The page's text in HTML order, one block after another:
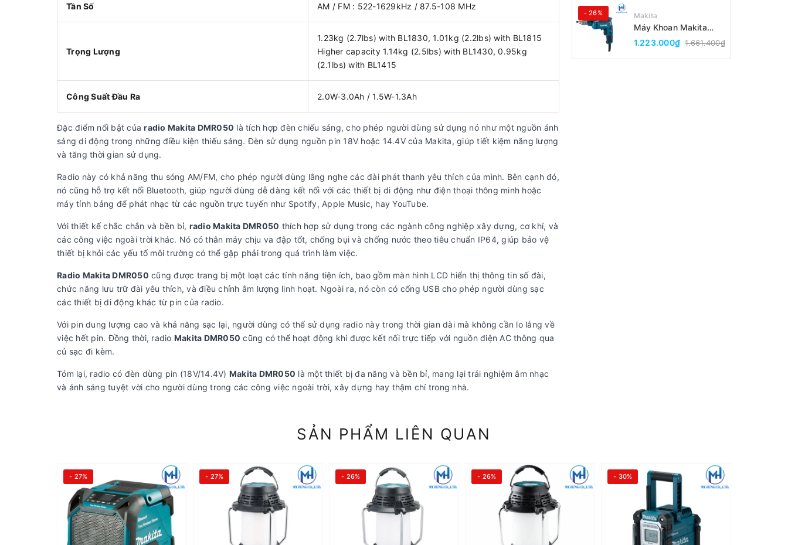
Tần Số AM / FM : 522-1629kHz / 87.5-108 MHz
Trọng Lượng
1.23kg (2.7lbs) with BL1830, 1.01kg (2.2lbs) with BL1815
Higher capacity 1.14kg (2.5lbs) with BL1430, 0.95kg
(2.1lbs) with BL1415
Công Suất Đầu Ra 2.0W-3.0Ah / 1.5W-1.3Ah
Đặc điểm nổi bật củaradio Makita DMR050 là tích hợp đèn chiếu sáng, cho phép người dùng sử dụng nó như một nguồn ánh
sáng di động trong những điều kiện thiếu sáng. Đèn sử dụng nguồn pin 18V hoặc 14.4V của Makita, giúp tiết kiệm năng lượng
và tăng thời gian sử dụng.
Radio này có khả năng thu sóng AM/FM, cho phép người dùng lắng nghe các đài phát thanh yêu thích của mình. Bên cạnh đó,
nó cũng hỗ trợ kết nối Bluetooth, giúp người dùng dễ dàng kết nối với các thiết bị di động như điện thoại thông minh hoặc
máy tính bảng để phát nhạc từ các nguồn trực tuyến như Spotify, Apple Music, hay YouTube.
Với thiết kế chắc chắn và bền bỉ, radio Makita DMR050 thích hợp sử dụng trong các ngành công nghiệp xây dựng, cơ khí, và
các công việc ngoài trời khác. Nó có thân máy chịu va đập tốt, chống bụi và chống nước theo tiêu chuẩn IP64, giúp bảo vệ
thiết bị khỏi các yếu tố môi trường có thể gặp phải trong quá trình làm việc.
Radio Makita DMR050 cũng được trang bị một loạt các tính năng tiện ích, bao gồm màn hình LCD hiển thị thông tin số đài,
chức năng lưu trữ đài yêu thích, và điều chỉnh âm lượng linh hoạt. Ngoài ra, nó còn có cổng USB cho phép người dùng sạc
các thiết bị di động khác từ pin của radio.
Với pin dung lượng cao và khả năng sạc lại, người dùng có thể sử dụng radio này trong thời gian dài mà không cần lo lắng về
việc hết pin. Đồng thời, radio Makita DMR050 cũng có thể hoạt động khi được kết nối trực tiếp với nguồn điện AC thông qua
củ sạc đi kèm.
Tóm lại, radio có đèn dùng pin (18V/14.4V) Makita DMR050 là một thiết bị đa năng và bền bỉ, mang lại trải nghiệm âm nhạc
và ánh sáng tuyệt vời cho người dùng trong các công việc ngoài trời, xây dựng hay thậm chí trong nhà.
- 26% Makita
Máy Khoan Makita
DP2010(6.5MM)
1.223.000₫ 1.661.400₫
SẢN PHẨM LIÊN QUAN
- 27% - 27% - 26% - 26% - 30%